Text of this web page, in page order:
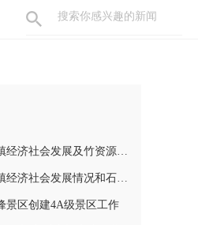
展及竹资源综合循环利用项目推进工作
发展情况和石马江流域农文旅项目
景区创建4A级景区工作